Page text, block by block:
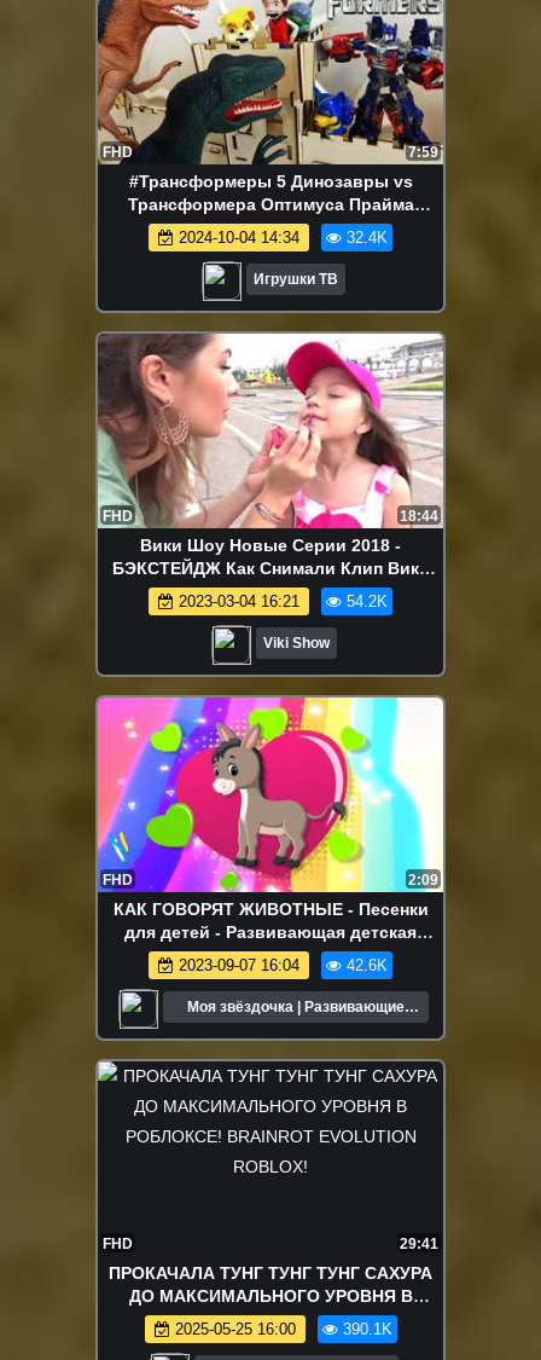
FHD 7:59
#Трансформеры 5 Динозавры vs
Трансформера Оптимуса Прайма
Щенячий Патруль Мультики для детей
Игрушки
2024-10-04 14:34 32.4K
Игрушки ТВ
FHD 18:44
Вики Шоу Новые Серии 2018 -
БЭКСТЕЙДЖ Как Снимали Клип Вики
Шоу ЛЕТО Утопили Квадрокоптер?
Влог Backstage / Вики Шоу
2023-03-04 16:21 54.2K
Viki Show
FHD 2:09
КАК ГОВОРЯТ ЖИВОТНЫЕ - Песенки
для детей - Развивающая детская
песенка для детей малышей
2023-09-07 16:04 42.6K
Моя звёздочка | Развивающие
мультики для детей
FHD 29:41
ПРОКАЧАЛА ТУНГ ТУНГ ТУНГ САХУРА
ДО МАКСИМАЛЬНОГО УРОВНЯ В
РОБЛОКСЕ! BRAINROT EVOLUTION
ROBLOX!
2025-05-25 16:00 390.1K